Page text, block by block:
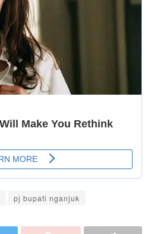
pj bupati nganjuk